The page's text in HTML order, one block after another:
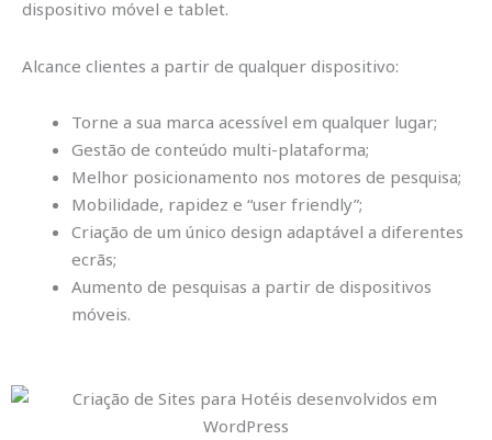
dispositivo móvel e tablet.
Alcance clientes a partir de qualquer dispositivo:
Torne a sua marca acessível em qualquer lugar;
Gestão de conteúdo multi-plataforma;
Melhor posicionamento nos motores de pesquisa;
Mobilidade, rapidez e “user friendly”;
Criação de um único design adaptável a diferentes
ecrãs;
Aumento de pesquisas a partir de dispositivos
móveis.